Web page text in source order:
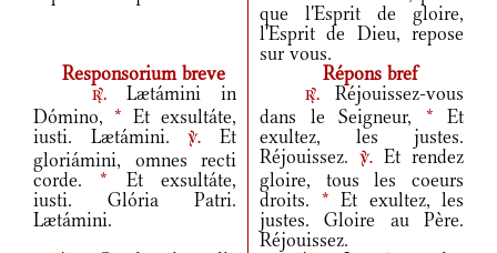
que l'Esprit de gloire,
l'Esprit de Dieu, repose
sur vous.
Responsorium breve
Répons bref
r.
Lætámini in
Dómino, * Et exsultáte,
iusti. Lætámini.v.
Et
gloriámini, omnes recti
corde.* Et exsultáte,
iusti. Glória Patri.
Lætámini.
r.
Réjouissez-vous
dans le Seigneur, * Et
exultez, les justes.
Réjouissez.
v.
Et rendez
gloire, tous les coeurs
droits. * Et exultez, les
justes. Gloire au Père.
Réjouissez.